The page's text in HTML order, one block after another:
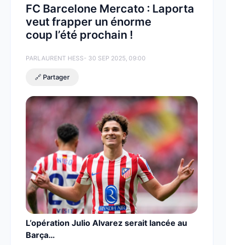
FC Barcelone Mercato : Laporta
veut frapper un énorme
coup l’été prochain !
PARLAURENT HESS- 30 SEP 2025, 09:00
🔗 Partager
L’opération Julio Alvarez serait lancée au
Barça…